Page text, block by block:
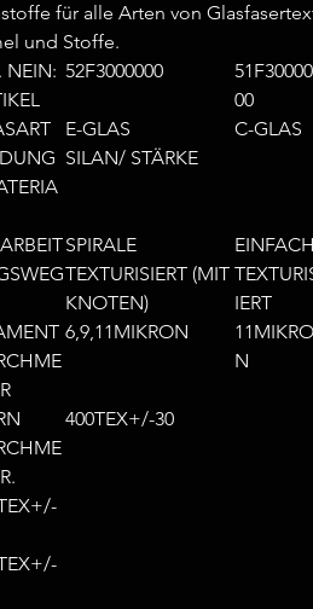
für alle Arten von
und Stoffe.
NEIN: 52F3000000
51F30000
00
E-GLAS
C-GLAS
SILAN/ STÄRKE
SPIRALE
TEXTURISIERT (MIT
KNOTEN)
EINFACH
IERT
6,9,11MIKRON
11MIKRO
N
400TEX+/-30